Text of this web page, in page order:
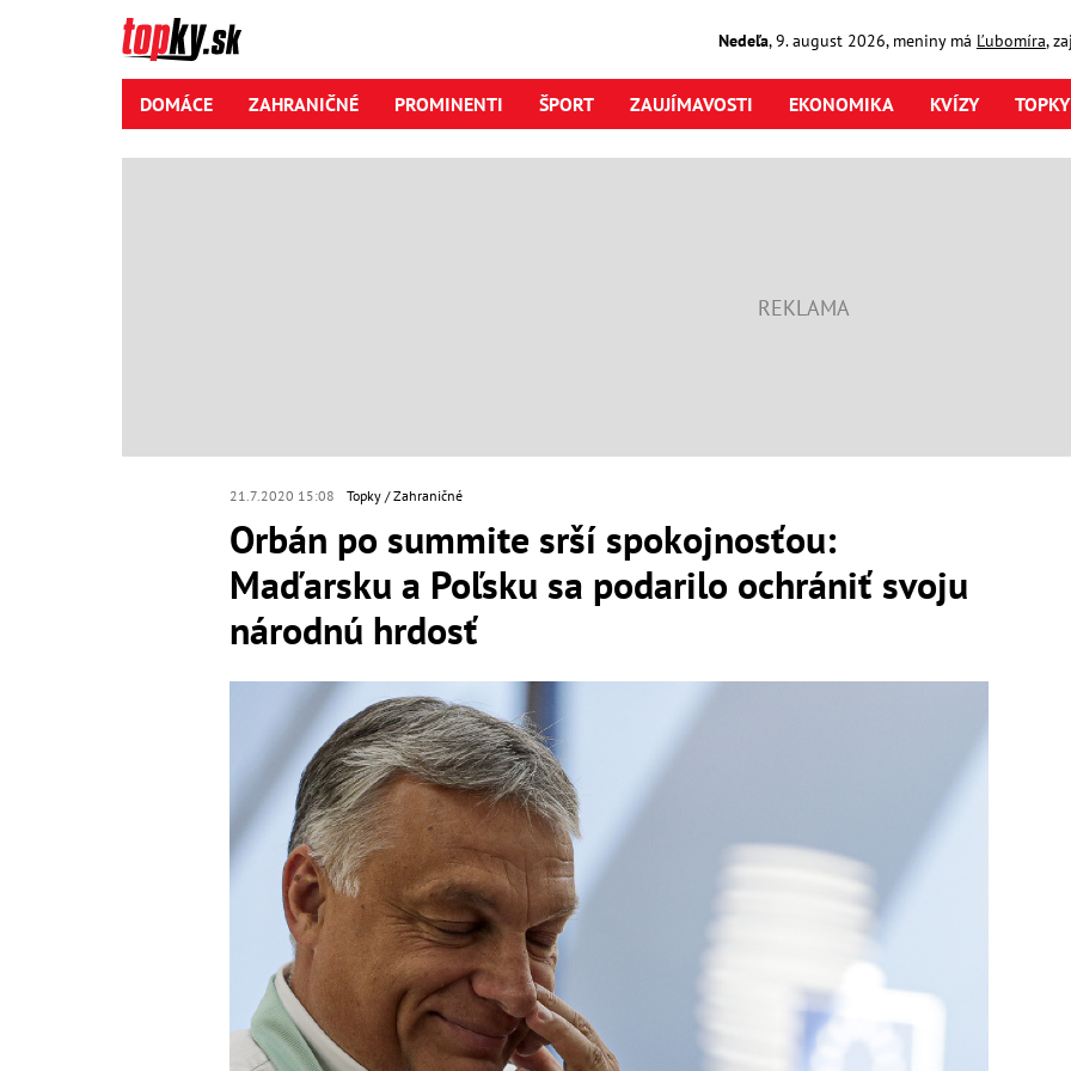
Nedeľa,9. august2026, meniny má Ľubomíra,
DOMÁCE ZAHRANIČNÉ PROMINENTI ŠPORT ZAUJÍMAVOSTI EKONOMIKA KVÍZY
21.7.2020 15:08 Topky Zahraničné
Orbán po summite srší spokojnosťou:
Maďarsku a Poľsku sa podarilo ochrániť svoju
národnú hrdosť